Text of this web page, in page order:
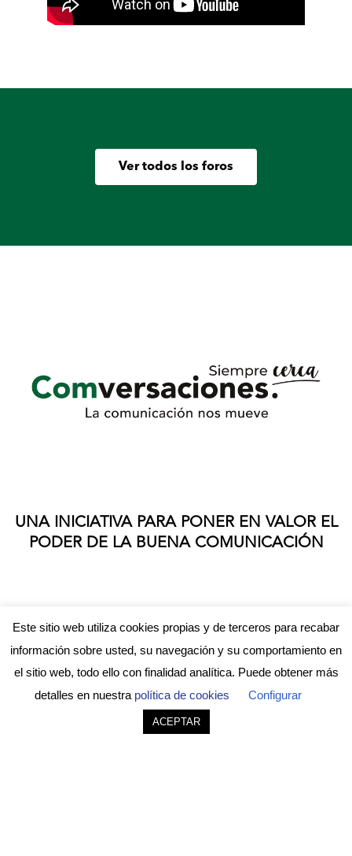
Ver todos los foros
UNA INICIATIVA PARA PONER EN VALOR EL
PODER DE LA BUENA COMUNICACIÓN
Una iniciativa de BENCO comunicación con la
Este sitio web utiliza cookies propias y de terceros para recabar
información sobre usted, su navegación y su comportamiento en
el sitio web, todo ello con finalidad analítica. Puede obtener más
detalles en nuestra política de cookies Configurar
ACEPTAR